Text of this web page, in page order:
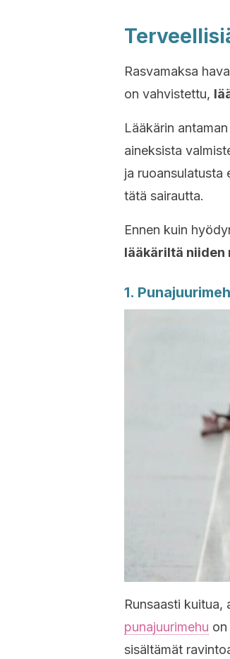
Rasvamaksa
on vahvistettu,
Lääkärin
aineksista
ja ruoansulatusta
tätä sairautta.
Ennen kuin
lääkäriltä niiden
1.
Runsaasti
punajuurimehu
sisältämät